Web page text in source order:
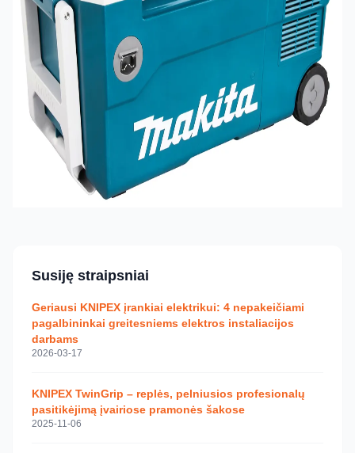
Susiję straipsniai
Geriausi KNIPEX įrankiai elektrikui: 4 nepakeičiami
pagalbininkai greitesniems elektros instaliacijos
darbams
2026-03-17
KNIPEX TwinGrip – replės, pelniusios profesionalų
pasitikėjimą įvairiose pramonės šakose
2025-11-06